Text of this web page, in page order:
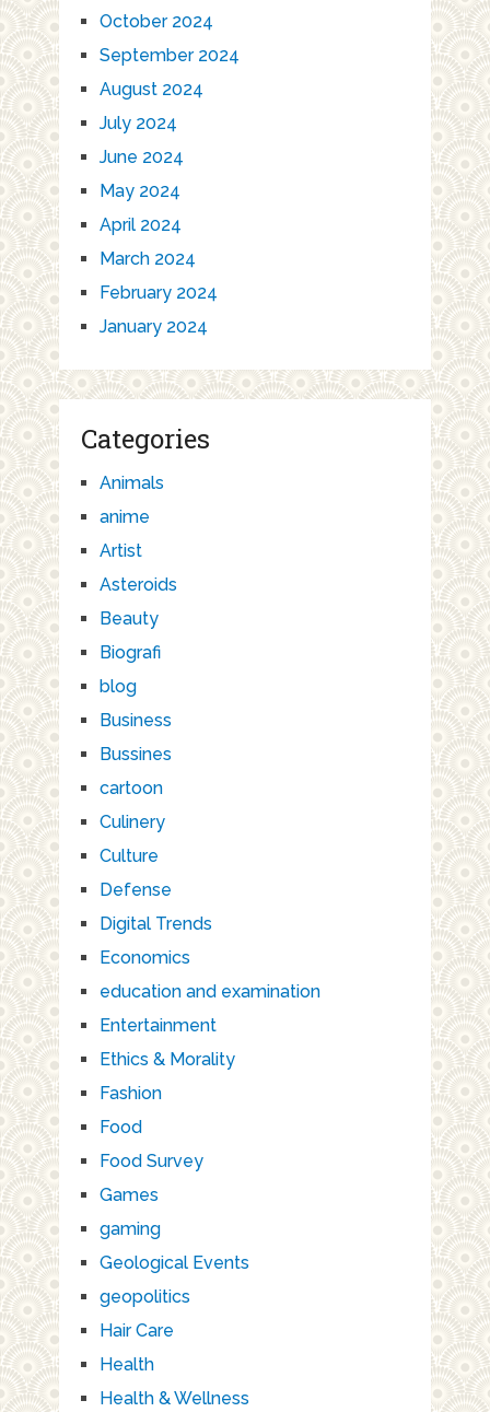
October 2024
September 2024
August 2024
July 2024
June 2024
May 2024
April 2024
March 2024
February 2024
January 2024
Categories
Animals
anime
Artist
Asteroids
Beauty
Biografi
blog
Business
Bussines
cartoon
Culinery
Culture
Defense
Digital Trends
Economics
education and examination
Entertainment
Ethics & Morality
Fashion
Food
Food Survey
Games
gaming
Geological Events
geopolitics
Hair Care
Health
Health & Wellness